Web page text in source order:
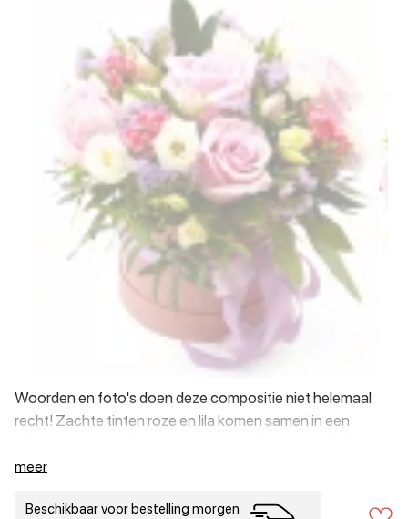
Woorden en foto's doen deze compositie niet helemaal
recht! Zachte tinten roze en lila komen samen in een
gewoon in het echt moet zien.
meer
Beschikbaar voor bestelling morgen